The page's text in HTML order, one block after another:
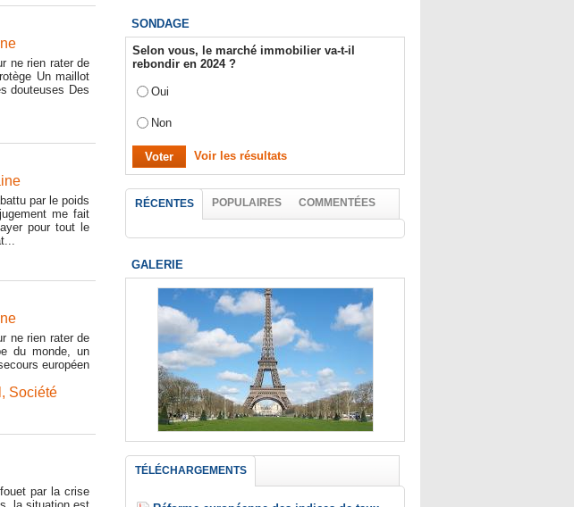
ne rien rater de
Un maillot
douteuses Des
par le poids
me fait
pour tout le
ne rien rater de
du monde, un
européen
, Société
par la crise
SONDAGE
Selon vous, le marché immobilier va-t-il
rebondir en 2024 ?
Oui
Non
Voir les résultats
RÉCENTES POPULAIRES COMMENTÉES
GALERIE
TÉLÉCHARGEMENTS